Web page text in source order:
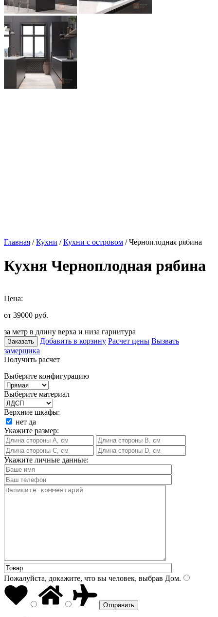
Главная /Кухни /Кухни с островом / Черноплодная рябина
Кухня Черноплодная рябина
Цена:
от 39000 руб.
за метр в длину верха и низа гарнитура
Заказать Добавить в корзину Расчет цены Вызвать
замерщика
Получить расчет
Выберите конфигурацию
Выберите материал
Верхние шкафы:
нет да
Укажите размер:
Укажите личные данные:
Пожалуйста, докажите, что вы человек, выбрав Дом.